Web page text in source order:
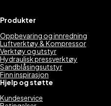
Produkter
Oppbevaring og innredning
Luftverktøy & Kompressor
Verktøy og utstyr
Hydraulisk pressverktøy
Sandblåsingsutstyr
Finn inspirasjon
Hjelp og støtte
Kundeservice